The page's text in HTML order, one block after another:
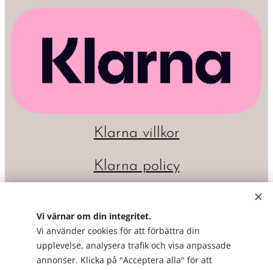
Klarna villkor
Klarna policy
Vi värnar om din integritet.
Vi använder cookies för att förbättra din
upplevelse, analysera trafik och visa anpassade
annonser. Klicka på "Acceptera alla" för att